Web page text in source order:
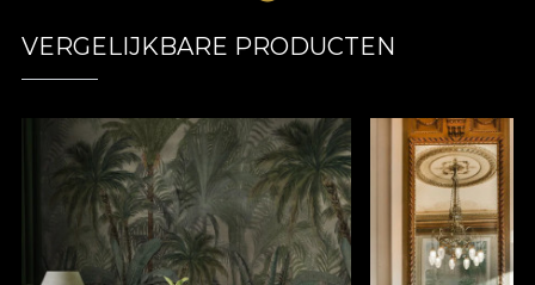
VERGELIJKBARE PRODUCTEN